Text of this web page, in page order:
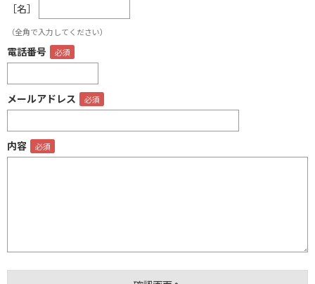
［名］
（全角で入力してください）
電話番号
メールアドレス
内容